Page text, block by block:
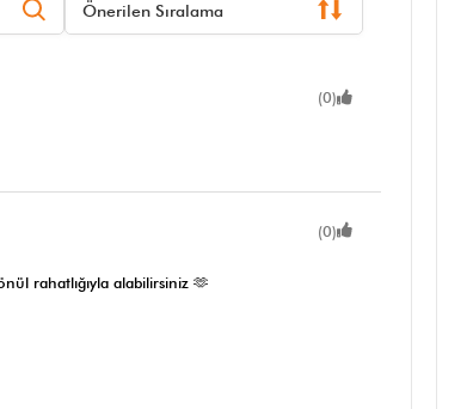
Önerilen Sıralama
(0)
(0)
rahatlığıyla alabilirsiniz 🫶